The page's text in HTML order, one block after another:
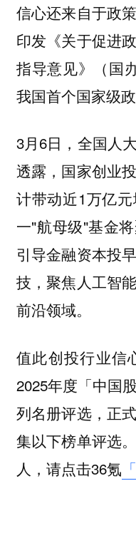
信心还来自于政
印发《关于促进
指导意见》（国
我国首个国家级
3月6日，全国人
透露，国家创业
计带动近1万亿
一"航母级"基金
引导金融资本投
技，聚焦人工智
前沿领域。
值此创投行业信
2025年度「中国
列名册评选，正
集以下榜单评选
人，请点击36氪